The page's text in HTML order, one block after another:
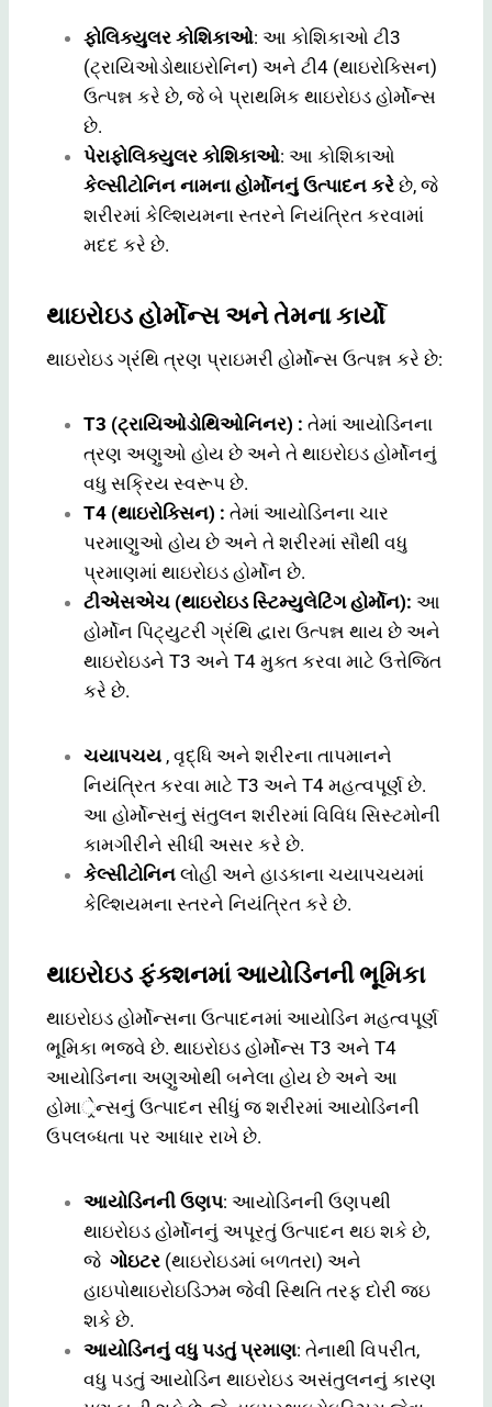
ફોલિક્યુલર કોશિકાઓ: આ કોશિકાઓ ટી3
(ટ્રાયિઓડોથાઇરોનિન) અને ટી4 (થાઇરોક્સિન)
ઉત્પન્ન કરે છે, જે બે પ્રાથમિક થાઇરોઇડ હોર્મોન્સ
છે.
પેરાફોલિક્યુલર કોશિકાઓ: આ કોશિકાઓ
કેલ્સીટોનિન નામના હોર્મોનનું ઉત્પાદન કરે છે, જે
શરીરમાં કેલ્શિયમના સ્તરને નિયંત્રિત કરવામાં
મદદ કરે છે.
થાઇરોઇડ હોર્મોન્સ અને તેમના કાર્યો
થાઇરોઇડ ગ્રંથિ ત્રણ પ્રાઇમરી હોર્મોન્સ ઉત્પન્ન કરે છે:
T3 (ટ્રાયિઓડોથિઓનિનર) : તેમાં આયોડિનના
ત્રણ અણુઓ હોય છે અને તે થાઇરોઇડ હોર્મોનનું
વધુ સક્રિય સ્વરૂપ છે.
T4 (થાઇરોક્સિન) : તેમાં આયોડિનના ચાર
પરમાણુઓ હોય છે અને તે શરીરમાં સૌથી વધુ
પ્રમાણમાં થાઇરોઇડ હોર્મોન છે.
ટીએસએચ (થાઇરોઇડ સ્ટિમ્યુલેટિંગ હોર્મોન): આ
હોર્મોન પિટ્યુટરી ગ્રંથિ દ્વારા ઉત્પન્ન થાય છે અને
થાઇરોઇડને T3 અને T4 મુક્ત કરવા માટે ઉત્તેજિત
કરે છે.
ચયાપચય , વૃદ્ધિ અને શરીરના તાપમાનને
નિયંત્રિત કરવા માટે T3 અને T4 મહત્વપૂર્ણ છે.
આ હોર્મોન્સનું સંતુલન શરીરમાં વિવિધ સિસ્ટમોની
કામગીરીને સીધી અસર કરે છે.
કેલ્સીટોનિન લોહી અને હાડકાના ચયાપચયમાં
કેલ્શિયમના સ્તરને નિયંત્રિત કરે છે.
થાઇરોઇડ ફંક્શનમાં આયોડિનની ભૂમિકા
થાઇરોઇડ હોર્મોન્સના ઉત્પાદનમાં આયોડિન મહત્વપૂર્ણ
ભૂમિકા ભજવે છે. થાઇરોઇડ હોર્મોન્સ T3 અને T4
આયોડિનના અણુઓથી બનેલા હોય છે અને આ
હોમાર્ેન્સનું ઉત્પાદન સીધું જ શરીરમાં આયોડિનની
ઉપલબ્ધતા પર આધાર રાખે છે.
આયોડિનની ઉણપ: આયોડિનની ઉણપથી
થાઇરોઇડ હોર્મોનનું અપૂરતું ઉત્પાદન થઇ શકે છે,
જે ગોઇટર (થાઇરોઇડમાં બળતરા) અને
હાઇપોથાઇરોઇડિઝમ જેવી સ્થિતિ તરફ દોરી જઇ
શકે છે.
આયોડિનનું વધુ પડતું પ્રમાણ: તેનાથી વિપરીત,
વધુ પડતું આયોડિન થાઇરોઇડ અસંતુલનનું કારણ